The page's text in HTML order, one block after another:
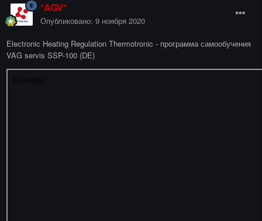
*AGV*
Опубликовано: 9 ноября 2020
Electronic Heating Regulation Thermotronic - программа самообучения
VAG servis SSP-100 (DE)